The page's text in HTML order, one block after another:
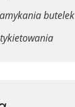
butelek